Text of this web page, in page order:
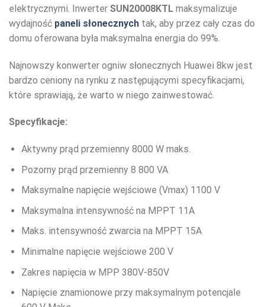
elektrycznymi. Inwerter SUN20008KTL maksymalizuje
wydajność paneli słonecznych tak, aby przez cały czas do
domu oferowana była maksymalna energia do 99%.
Najnowszy konwerter ogniw słonecznych Huawei 8kw jest
bardzo ceniony na rynku z następującymi specyfikacjami,
które sprawiają, że warto w niego zainwestować.
Specyfikacje:
Aktywny prąd przemienny 8000 W maks.
Pozorny prąd przemienny 8 800 VA
Maksymalne napięcie wejściowe (Vmax) 1100 V
Maksymalna intensywność na MPPT 11A
Maks. intensywność zwarcia na MPPT 15A
Minimalne napięcie wejściowe 200 V
Zakres napięcia w MPP 380V-850V
Napięcie znamionowe przy maksymalnym potencjale